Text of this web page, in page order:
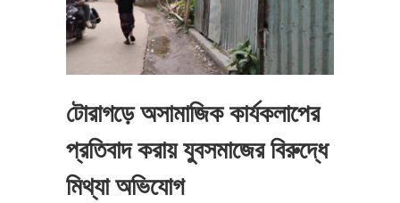
টোরাগড়ে অসামাজিক কার্যকলাপের
প্রতিবাদ করায় যুবসমাজের বিরুদ্ধে
মিথ্যা অভিযোগ